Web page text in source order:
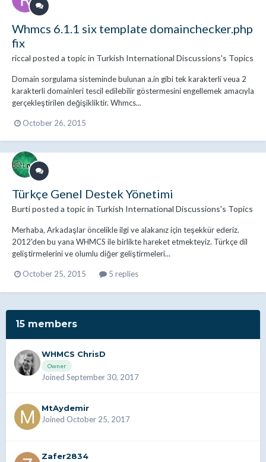
Whmcs 6.1.1 six template domainchecker.php
fix
riccal posted a topic in Turkish International Discussions's Topics
Domain sorgulama sisteminde bulunan a.in gibi tek karakterli veua 2
karakterli domainleri tescil edilebilir göstermesini engellemek amacıyla
gerçekleştirilen değişikliktir. Whmcs...
October 26, 2015
Türkçe Genel Destek Yönetimi
Burtiposted a topic in Turkish International Discussions's Topics
Merhaba, Arkadaşlar öncelikle ilgi ve alakanız için teşekkür ederiz.
2012'den bu yana WHMCS ile birlikte hareket etmekteyiz. Türkçe dil
geliştirmelerini ve olumlu diğer geliştirmeleri...
October 25, 2015 5 replies
15 members
WHMCS ChrisD
Owner
Joined September 30, 2017
MtAydemir
Joined October 25, 2017
Zafer2834